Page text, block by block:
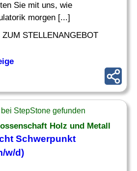
Sie mit uns, wie
morgen [...]
STELLENANGEBOT
StepStone gefunden
Holz und Metall
Schwerpunkt
w/d)